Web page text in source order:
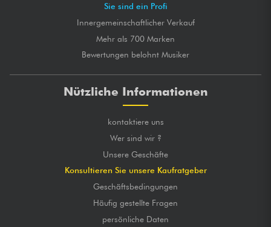
Sie sind ein Profi
Innergemeinschaftlicher Verkauf
Mehr als 700 Marken
Bewertungen belohnt Musiker
Nützliche Informationen
kontaktiere uns
Wer sind wir ?
Unsere Geschäfte
Konsultieren Sie unsere Kaufratgeber
Geschäftsbedingungen
Häufig gestellte Fragen
persönliche Daten